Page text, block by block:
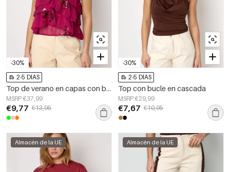
-30%
2-5 DÍAS
Top de verano en capas con bordado
MSRP €37,99
€9,77 €13,95
-30%
2-5 DÍAS
Top con bucle en cascada
MSRP €29,99
€7,67 €10,95
Almacén de la UE Almacén de la UE